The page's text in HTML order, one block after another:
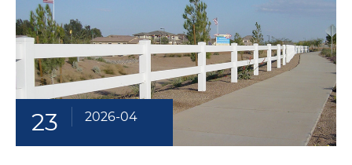
23 2026-04